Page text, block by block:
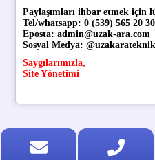
Paylaşımları ihbar etmek için
Tel/whatsapp: 0 (539) 565 20 30
Eposta: admin@uzak-ara.com
Sosyal Medya:
Saygılarımızla,
Site Yönetimi